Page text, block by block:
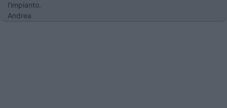
l'impianto.
Andrea